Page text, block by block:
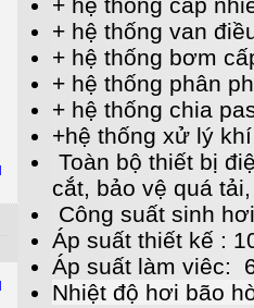
+ hệ thống van
+ hệ thống bơm
+ hệ thống phân
+ hệ thống chia
+hệ thống xử lý
Toàn bộ thiết bị
cắt, bảo vệ quá
Công suất sinh
Áp suất thiết kế :
Áp suất làm viêc:
Nhiệt độ hơi bão